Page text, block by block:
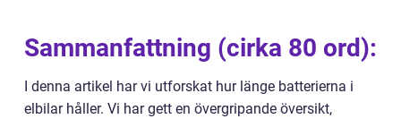
Sammanfattning (cirka 80 ord):
I denna artikel har vi utforskat hur länge batterierna i
elbilar håller. Vi har gett en övergripande översikt,